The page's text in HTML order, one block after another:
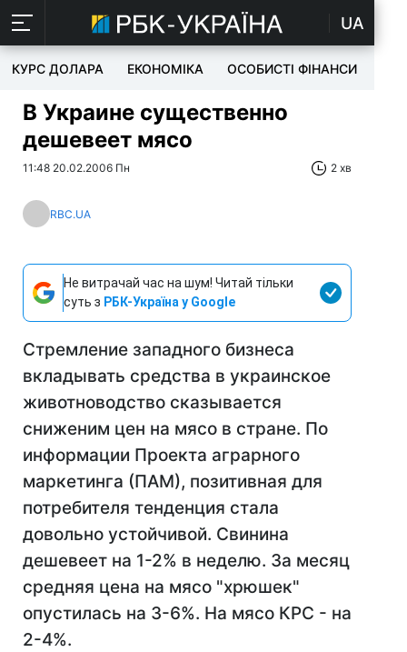
UA
КУРС ДОЛАРА ЕКОНОМІКА ОСОБИСТІ ФІНАНСИ
В Украине существенно
дешевеет мясо
11:48 20.02.2006 Пн 2 хв
RBC.UA
Не витрачай час на шум! Читай тільки
суть з РБК-Україна у Google
Стремление западного бизнеса
вкладывать средства в украинское
животноводство сказывается
сниженим цен на мясо в стране. По
информации Проекта аграрного
маркетинга (ПАМ), позитивная для
потребителя тенденция стала
довольно устойчивой. Свинина
дешевеет на 1-2% в неделю. За месяц
средняя цена на мясо "хрюшек"
опустилась на 3-6%. На мясо КРС - на
2-4%.